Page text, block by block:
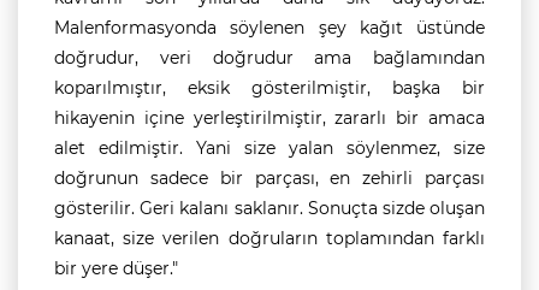
Malenformasyonda söylenen şey kağıt üstünde
doğrudur, veri doğrudur ama bağlamından
koparılmıştır, eksik gösterilmiştir, başka bir
hikayenin içine yerleştirilmiştir, zararlı bir amaca
alet edilmiştir. Yani size yalan söylenmez, size
doğrunun sadece bir parçası, en zehirli parçası
gösterilir. Geri kalanı saklanır. Sonuçta sizde oluşan
kanaat, size verilen doğruların toplamından farklı
bir yere düşer."